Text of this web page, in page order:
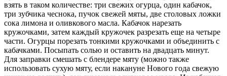
взять в таком количестве: три свежих огурца, один кабачок,
три зубчика чеснока, пучок свежей мяты, две столовых ложки
сока лимона и оливкового масла. Кабачок нарезать
кружочками, затем каждый кружочек разрезать еще на четыре
части. Огурцы порезать тонкими кружочками и объединить с
кабачками. Посыпать солью и оставить на двадцать минут.
Для заправки смешать с блендере мяту (можно также
использовать сухую мяту, если накануне Нового года свежую